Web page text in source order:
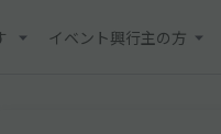
イベント興行主の方